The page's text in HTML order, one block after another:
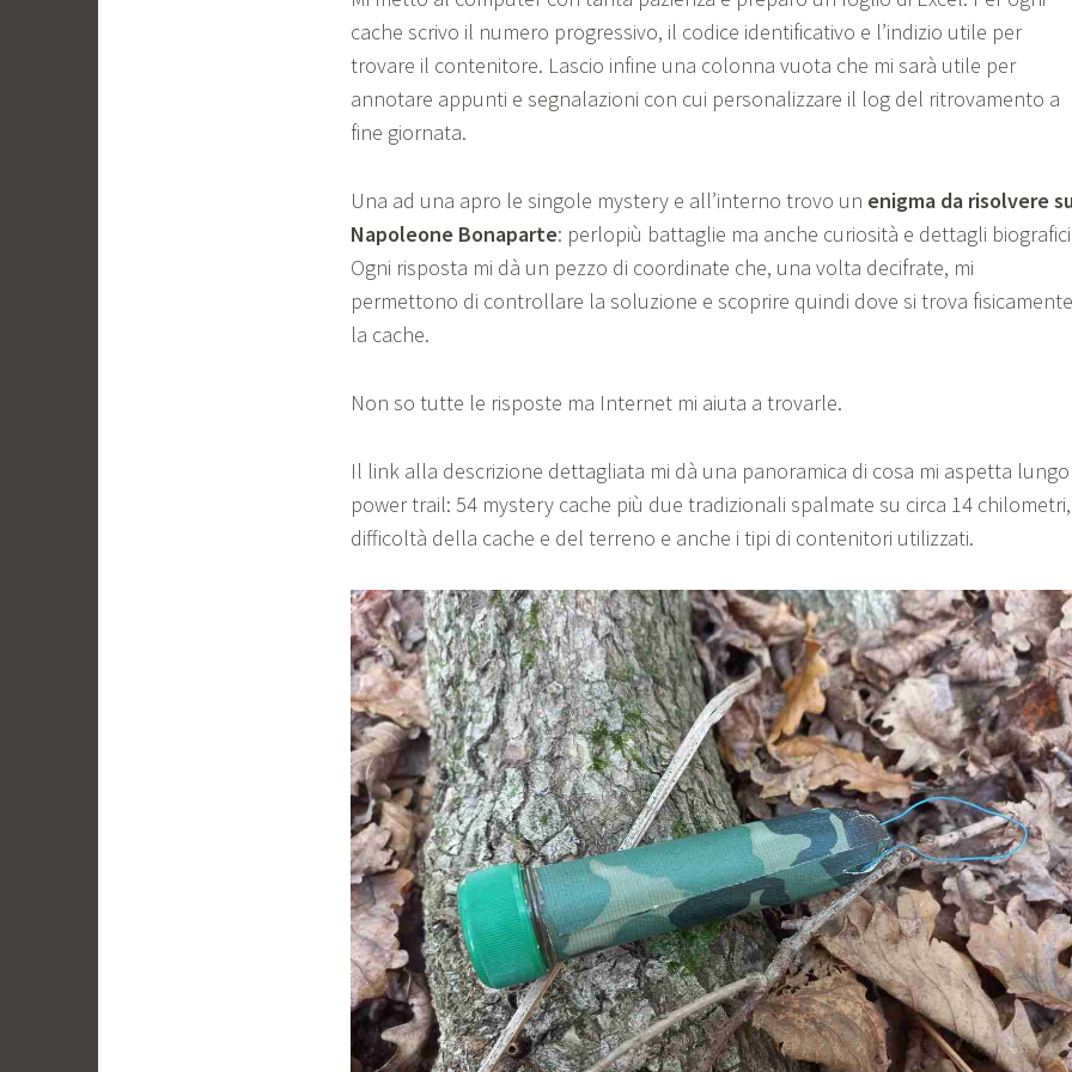
cache scrivo il numero progressivo, il codice identificativo e l’indizio utile per
trovare il contenitore. Lascio infine una colonna vuota che mi sarà utile per
annotare appunti e segnalazioni con cui personalizzare il log del ritrovamento a
fine giornata.
Una ad una apro le singole mystery e all’interno trovo un enigma da risolvere
Napoleone Bonaparte: perlopiù battaglie ma anche curiosità e dettagli
Ogni risposta mi dà un pezzo di coordinate che, una volta decifrate, mi
permettono di controllare la soluzione e scoprire quindi dove si trova fisicamente
la cache.
Non so tutte le risposte ma Internet mi aiuta a trovarle.
Il link alla descrizione dettagliata mi dà una panoramica di cosa mi aspetta
power trail: 54 mystery cache più due tradizionali spalmate su circa 14 chilometri,
difficoltà della cache e del terreno e anche i tipi di contenitori utilizzati.